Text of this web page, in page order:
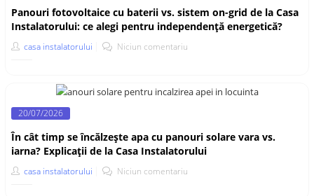
Panouri fotovoltaice cu baterii vs. sistem on-grid de la Casa
Instalatorului: ce alegi pentru independență energetică?
casa instalatorului Niciun comentariu
20/07/2026
În cât timp se încălzește apa cu panouri solare vara vs.
iarna? Explicații de la Casa Instalatorului
casa instalatorului Niciun comentariu